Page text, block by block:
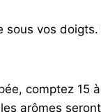
vos doigts.
comptez 15
arômes